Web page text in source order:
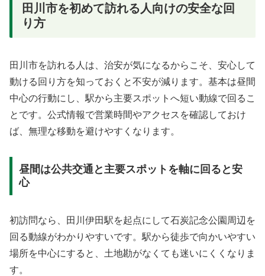
田川市を初めて訪れる人向けの安全な回
り方
田川市を訪れる人は、治安が気になるからこそ、安心して
動ける回り方を知っておくと不安が減ります。基本は昼間
中心の行動にし、駅から主要スポットへ短い動線で回るこ
とです。公式情報で営業時間やアクセスを確認しておけ
ば、無理な移動を避けやすくなります。
昼間は公共交通と主要スポットを軸に回ると安
心
初訪問なら、田川伊田駅を起点にして石炭記念公園周辺を
回る動線がわかりやすいです。駅から徒歩で向かいやすい
場所を中心にすると、土地勘がなくても迷いにくくなりま
す。